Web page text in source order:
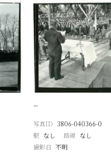
−
写真ID 3806-040366-0
駅 なし 路線 なし
撮影日 不明